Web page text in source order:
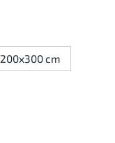
200x300 cm